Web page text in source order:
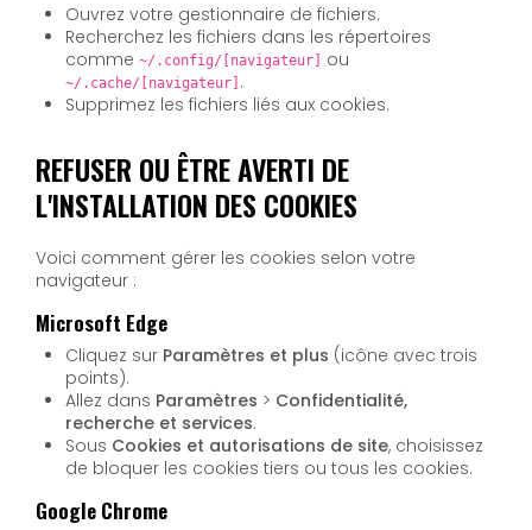
Ouvrez votre gestionnaire de fichiers.
Recherchez les fichiers dans les répertoires
comme~/.config/[navigateur] ou
~/.cache/[navigateur] .
Supprimez les fichiers liés aux cookies.
REFUSER OU ÊTRE AVERTI DE
L'INSTALLATION DES COOKIES
Voici comment gérer les cookies selon votre
navigateur :
Microsoft Edge
Cliquez sur Paramètres et plus (icône avec trois
points).
Allez dans Paramètres > Confidentialité,
recherche et services.
Sous Cookies et autorisations de site, choisissez
de bloquer les cookies tiers ou tous les cookies.
Google Chrome